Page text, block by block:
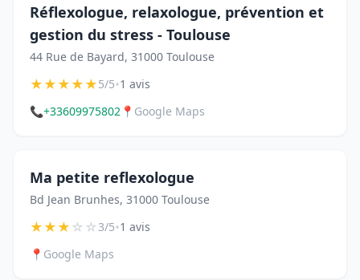
Réflexologue, relaxologue, prévention et
gestion du stress - Toulouse
44 Rue de Bayard, 31000 Toulouse
★★★★★5/5•1 avis
📞+33609975802 📍 Google Maps
Ma petite reflexologue
Bd Jean Brunhes, 31000 Toulouse
★★★☆☆3/5•1 avis
📍 Google Maps